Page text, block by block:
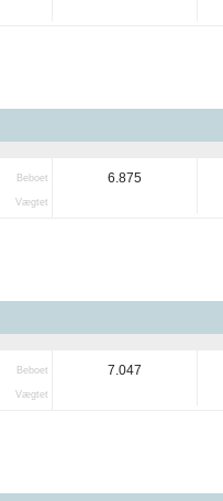
Beboet
Vægtet
6.875
Beboet
Vægtet
7.047